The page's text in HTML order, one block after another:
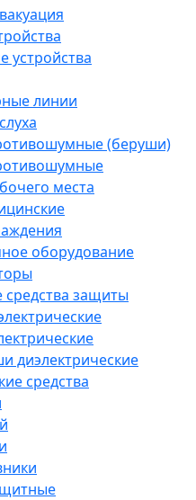
устройства
линии
(беруши)
места
оборудование
средства защиты
диэлектрические
средства